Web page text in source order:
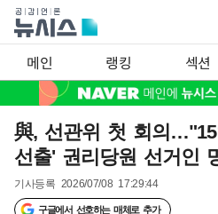
메인 랭킹 섹션
與, 선관위 첫 회의…"15
선출' 권리당원 선거인
기사등록 2026/07/08 17:29:44
구글에서 선호하는 매체로 추가